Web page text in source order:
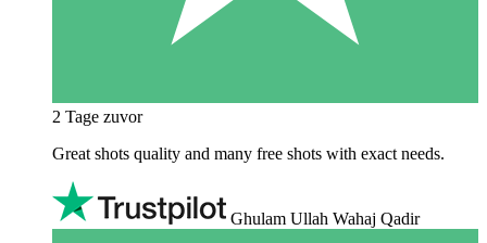
2 Tage zuvor
Great shots quality and many free shots with exact needs.
Ghulam Ullah Wahaj Qadir